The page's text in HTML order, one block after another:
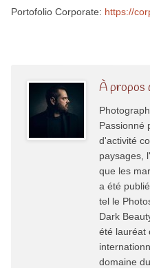
Portofolio Corporate: https://
À propos
Passionné
d'activité
paysages,
que les
a été
tel le
Dark
été lauréat
domaine